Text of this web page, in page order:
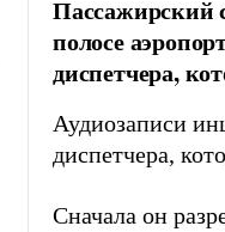
Пассажирский
полосе
диспетчера,
Аудиозаписи
диспетчера,
Сначала он